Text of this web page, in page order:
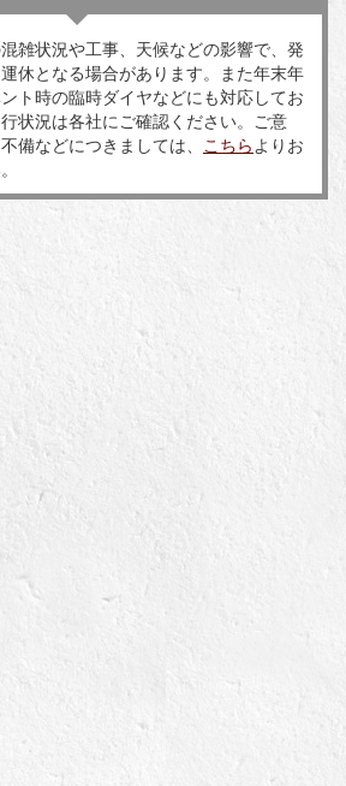
混雑状況や工事、天候などの影響で、発
休となる場合があります。また年末年
ト時の臨時ダイヤなどにも対応してお
状況は各社にご確認ください。ご意
備などにつきましては、
こちら よりお